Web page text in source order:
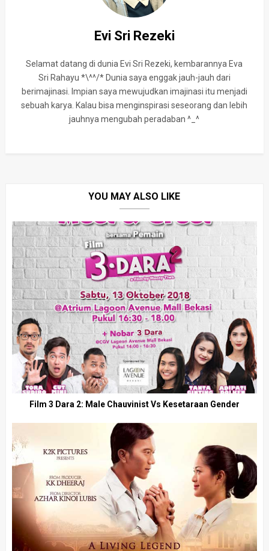
Evi Sri Rezeki
Selamat datang di dunia Evi Sri Rezeki, kembarannya Eva
Sri Rahayu *\^^/* Dunia saya enggak jauh-jauh dari
berimajinasi. Impian saya mewujudkan imajinasi itu menjadi
sebuah karya. Kalau bisa menginspirasi seseorang dan lebih
jauhnya mengubah peradaban ^_^
YOU MAY ALSO LIKE
Film 3 Dara 2: Male Chauvinist Vs Kesetaraan Gender